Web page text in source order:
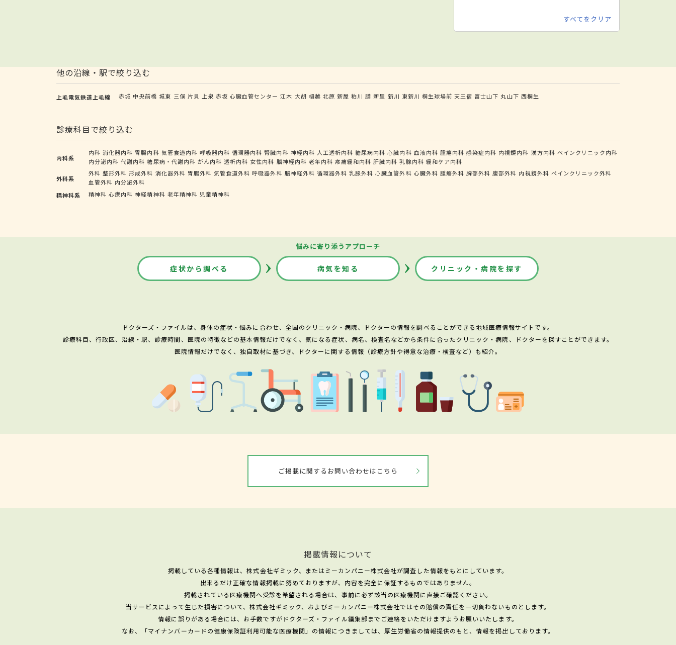
すべてをクリア
他の沿線・駅で絞り込む
上毛電気鉄道上毛線 赤城 中央前橋 城東 三俣 片貝 上泉 赤坂 心臓血管センター 江木 大胡 樋越 北原 新屋 粕川 膳 新里 新川 東新川 桐生球場前 天王宿 富士山下 丸山下 西桐生
診療科目で絞り込む
内科系
内科 消化器内科 胃腸内科 気管食道内科 呼吸器内科 循環器内科 腎臓内科 神経内科 人工透析内科 糖尿病内科 心臓内科 血液内科 腫瘍内科 感染症内科 内視鏡内科 漢方内科 ペインクリニック内科
内分泌内科 代謝内科 糖尿病・代謝内科 がん内科 透析内科 女性内科 脳神経内科 老年内科 疼痛緩和内科 肝臓内科 乳腺内科 緩和ケア内科
外科系
外科 整形外科 形成外科 消化器外科 胃腸外科 気管食道外科 呼吸器外科 脳神経外科 循環器外科 乳腺外科 心臓血管外科 心臓外科 腫瘍外科 胸部外科 腹部外科 内視鏡外科 ペインクリニック外科
血管外科 内分泌外科
精神科系
精神科 心療内科 神経精神科 老年精神科 児童精神科
悩みに寄り添うアプローチ
症状から調べる 病気を知る クリニック・病院を探す
ドクターズ・ファイルは、身体の症状・悩みに合わせ、全国のクリニック・病院、ドクターの情報を調べることができる地域医療情報サイトです。
診療科目、行政区、沿線・駅、診療時間、医院の特徴などの基本情報だけでなく、気になる症状、病名、検査名などから条件に合ったクリニック・病院、ドクターを探すことができます。
医院情報だけでなく、独自取材に基づき、ドクターに関する情報（診療方針や得意な治療・検査など）も紹介。
ご掲載に関するお問い合わせはこちら
掲載情報について
掲載している各種情報は、株式会社ギミック、またはミーカンパニー株式会社が調査した情報をもとにしています。
出来るだけ正確な情報掲載に努めておりますが、内容を完全に保証するものではありません。
掲載されている医療機関へ受診を希望される場合は、事前に必ず該当の医療機関に直接ご確認ください。
当サービスによって生じた損害について、株式会社ギミック、およびミーカンパニー株式会社ではその賠償の責任を一切負わないものとします。
情報に誤りがある場合には、お手数ですがドクターズ・ファイル編集部までご連絡をいただけますようお願いいたします。
なお、「マイナンバーカードの健康保険証利用可能な医療機関」の情報につきましては、厚生労働省の情報提供のもと、情報を掲出しております。